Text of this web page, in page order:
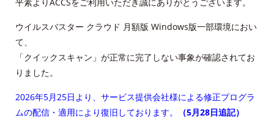
ウイルスバスター クラウド 月額版 Windows版一部環境におい
て、
「クイックスキャン」が正常に完了しない事象が確認されてお
りました。
2026年5月25日より、サービス提供会社様による修正プログラ
ムの配信・適用により復旧しております。
（5月28日追記）
Cable-plus Phone
ACCSTV,ACCSnet&Cable-plus Phone Set
Service
ACCS Cable Connection